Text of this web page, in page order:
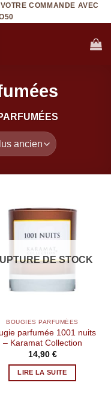
COMMANDE AVEC
DE STOCK
BOUGIES PARFUMÉES
parfumée 1001 nuits
– Karamat Collection
14,90 €
LIRE LA SUITE